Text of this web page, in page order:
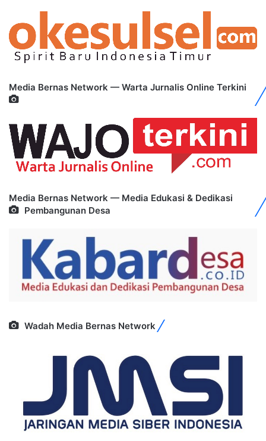
Media Bernas Network — Warta Jurnalis Online Terkini
Media Bernas Network — Media Edukasi & Dedikasi
Pembangunan Desa
Wadah Media Bernas Network